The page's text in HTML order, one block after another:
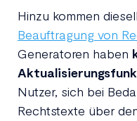
Hinzu kommen
Beauftragung von
Generatoren haben
Nutzer, sich bei
Rechtstexte über